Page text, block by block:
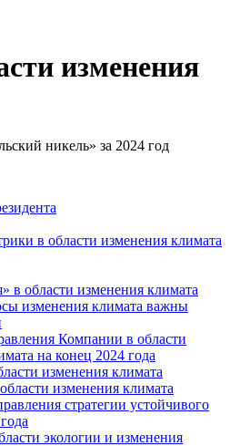
изменения
никель» за 2024 год
в области изменения климата
в области изменения климата
изменения климата важны
Компании в области
на конец 2024 года
изменения климата
изменения климата
стратегии устойчивого
экологии и изменения